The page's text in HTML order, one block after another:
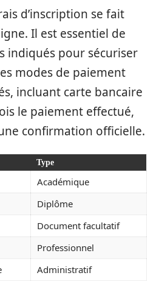
d’inscription se fait
Il est essentiel de
indiqués pour sécuriser
modes de paiement
incluant carte bancaire
le paiement effectué,
confirmation officielle.
Type
Académique
Diplôme
Document facultatif
Professionnel
Administratif